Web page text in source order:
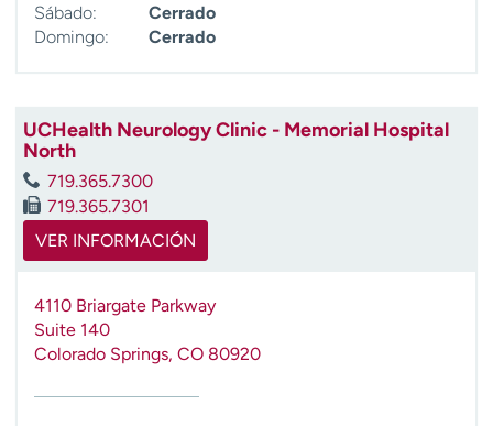
Sábado:
Cerrado
Domingo:
Cerrado
UCHealth Neurology Clinic - Memorial Hospital
North
719.365.7300
719.365.7301
VER INFORMACIÓN
4110 Briargate Parkway
Suite 140
Colorado Springs, CO 80920